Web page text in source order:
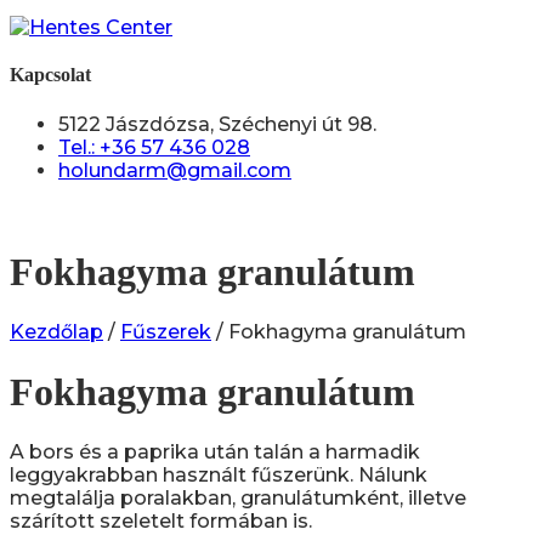
Kapcsolat
5122 Jászdózsa, Széchenyi út 98.
Tel.: +36 57 436 028
holundarm@gmail.com
Fokhagyma granulátum
Kezdőlap / Fűszerek / Fokhagyma granulátum
Fokhagyma granulátum
A bors és a paprika után talán a harmadik
leggyakrabban használt fűszerünk. Nálunk
megtalálja poralakban, granulátumként, illetve
szárított szeletelt formában is.